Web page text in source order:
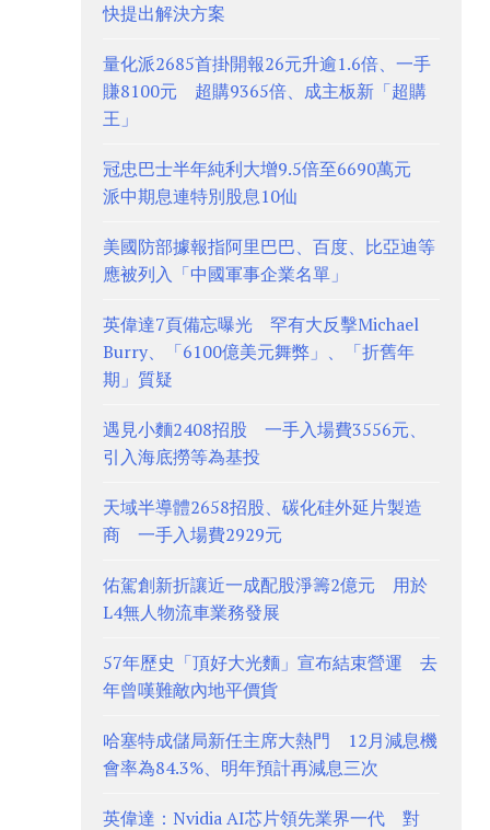
快提出解決方案
量化派2685首掛開報26元升逾1.6倍、一手
賺8100元 超購9365倍、成主板新「超購
王」
冠忠巴士半年純利大增9.5倍至6690萬元
派中期息連特別股息10仙
美國防部據報指阿里巴巴、百度、比亞迪等
應被列入「中國軍事企業名單」
英偉達7頁備忘曝光 罕有大反擊Michael
Burry、「6100億美元舞弊」、「折舊年
期」質疑
遇見小麵2408招股 一手入場費3556元、
引入海底撈等為基投
天域半導體2658招股、碳化硅外延片製造
商 一手入場費2929元
佑駕創新折讓近一成配股淨籌2億元 用於
L4無人物流車業務發展
57年歷史「頂好大光麵」宣布結束營運 去
年曾嘆難敵內地平價貨
哈塞特成儲局新任主席大熱門 12月減息機
會率為84.3%、明年預計再減息三次
英偉達：Nvidia AI芯片領先業界一代 對